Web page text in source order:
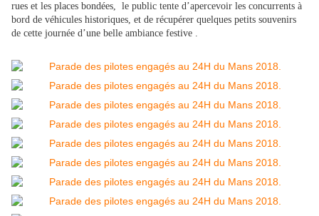
rues et les places bondées, le public tente d’apercevoir les concurrents à
bord de véhicules historiques, et de récupérer quelques petits souvenirs
de cette journée d’une belle ambiance festive .